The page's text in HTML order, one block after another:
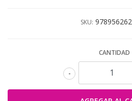
SKU:
CANTIDAD
-